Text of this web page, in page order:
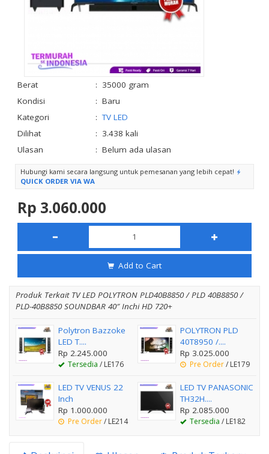
Berat : 35000 gram
Kondisi
: Baru
Kategori
: TV LED
Dilihat
: 3.438 kali
Ulasan
: Belum ada ulasan
Hubungi kami secara langsung untuk pemesanan yang lebih cepat!
QUICK ORDER VIA WA
Rp 3.060.000
Add to Cart
Produk Terkait TV LED POLYTRON PLD40B8850 / PLD 40B8850 /
PLD-40B8850 SOUNDBAR 40″ Inchi HD 720+
Polytron Bazzoke
LED T....
Rp 2.245.000
Tersedia / LE176
POLYTRON PLD
40T8950 /....
Rp 3.025.000
Pre Order/ LE179
LED TV VENUS 22
Inch
Rp 1.000.000
Pre Order/ LE214
LED TV PANASONIC
TH32H....
Rp 2.085.000
Tersedia / LE182